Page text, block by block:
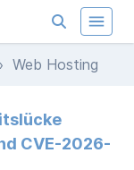
Web Hosting
CVE-2026-